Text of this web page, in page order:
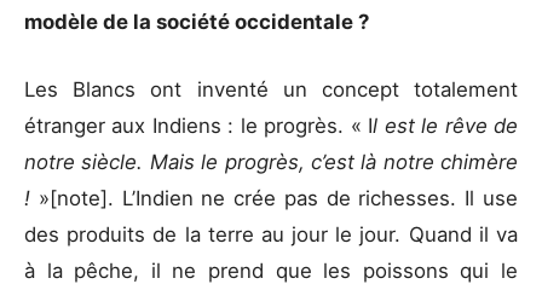
modèle de la société occidentale ?
Les Blancs ont inventé un concept totalement
étranger aux Indiens : le progrès. « Il est le rêve de
notre siècle. Mais le progrès, c’est là notre chimère
! »[note]. L’Indien ne crée pas de richesses. Il use
des produits de la terre au jour le jour. Quand il va
à la pêche, il ne prend que les poissons qui le